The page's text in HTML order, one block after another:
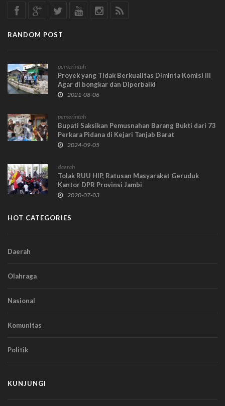
RANDOM POST
pemerintah
Proyek yang Tidak Berkualitas Diminta Komisi III
Agar di bongkar dan Diperbaiki
2021-08-06
pemerintah
Bupati Saksikan Pemusnahan Barang Bukti dari 73
Perkara Pidana di Kejari Tanjab Barat
2024-09-05
daerah
Tolak RUU HIP, Ratusan Masyarakat Geruduk
Kantor DPR Provinsi Jambi
2020-07-03
HOT CATEGORIES
Daerah
Olahraga
Nasional
Komunitas
Politik
KUNJUNGI